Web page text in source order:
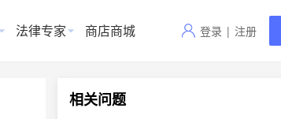
法律专家 商店商城 登录 | 注册
相关问题